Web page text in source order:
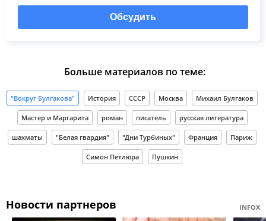
Обсудить
Больше материалов по теме:
"Вокруг Булгакова" История СССР Москва Михаил Булгаков
Мастер и Маргарита роман писатель русская литература
шахматы "Белая гвардия" "Дни Турбиных" Франция Париж
Симон Петлюра Пушкин
Новости партнеров INFOX